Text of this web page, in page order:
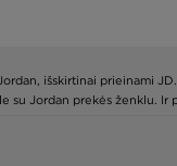
išskirtinai prieinami
Jordan prekės ženklu.